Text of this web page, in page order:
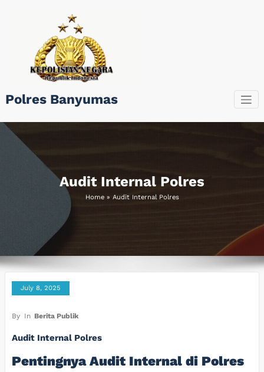
Polres Banyumas
Audit Internal Polres
Home» Audit Internal Polres
July 8, 2025
By In Berita Publik
Audit Internal Polres
Pentingnya Audit Internal di Polres